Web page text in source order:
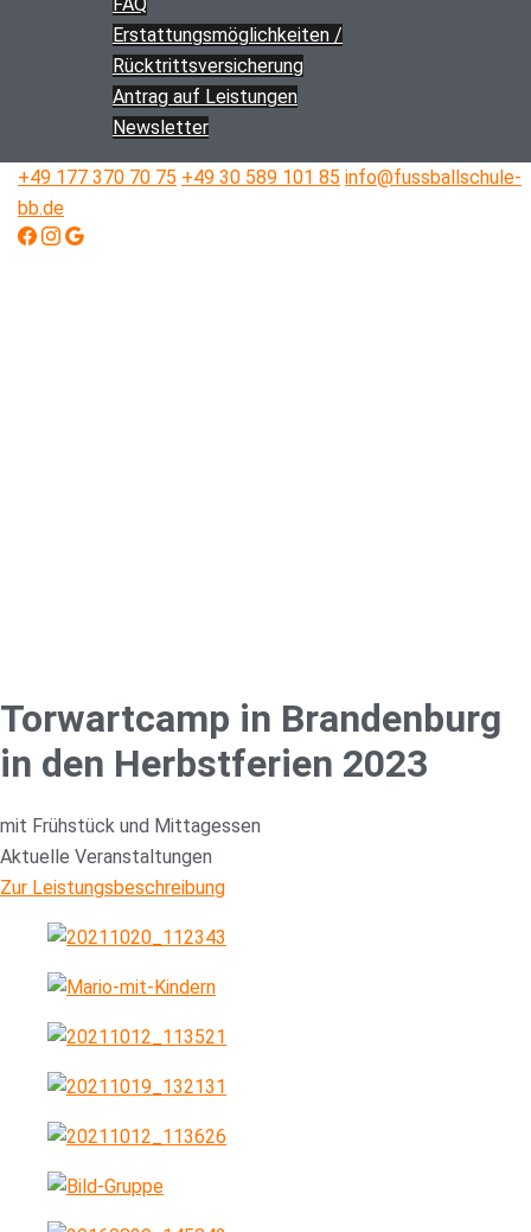
FAQ
Erstattungs­­möglichkeiten /
Rücktritts­versicherung
Antrag auf Leistungen
Newsletter
+49 177 370 70 75 +49 30 589 101 85 info@fussballschule-
bb.de
Torwartcamp in Brandenburg
in den Herbstferien 2023
mit Frühstück und Mittagessen
Aktuelle Veranstaltungen
Zur Leistungsbeschreibung